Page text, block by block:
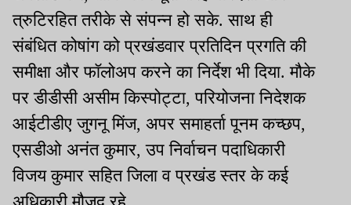
त्रुटिरहित तरीके से संपन्न हो सके. साथ ही
संबंधित कोषांग को प्रखंडवार प्रतिदिन प्रगति की
समीक्षा और फॉलोअप करने का निर्देश भी दिया. मौके
पर डीडीसी असीम किस्पोट्टा, परियोजना निदेशक
आईटीडीए जुगनू मिंज, अपर समाहर्ता पूनम कच्छप,
एसडीओ अनंत कुमार, उप निर्वाचन पदाधिकारी
विजय कुमार सहित जिला व प्रखंड स्तर के कई